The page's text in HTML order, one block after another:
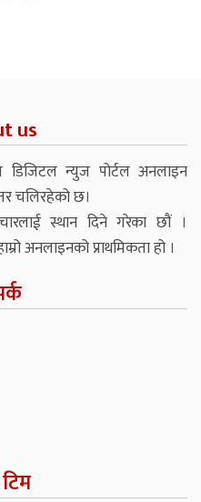
us
डिजिटल न्युज पोर्टल अनलाइन
चलिरहेको छ।
स्थान दिने गरेका छौं ।
अनलाइनको प्राथमिकता हो ।
टिम